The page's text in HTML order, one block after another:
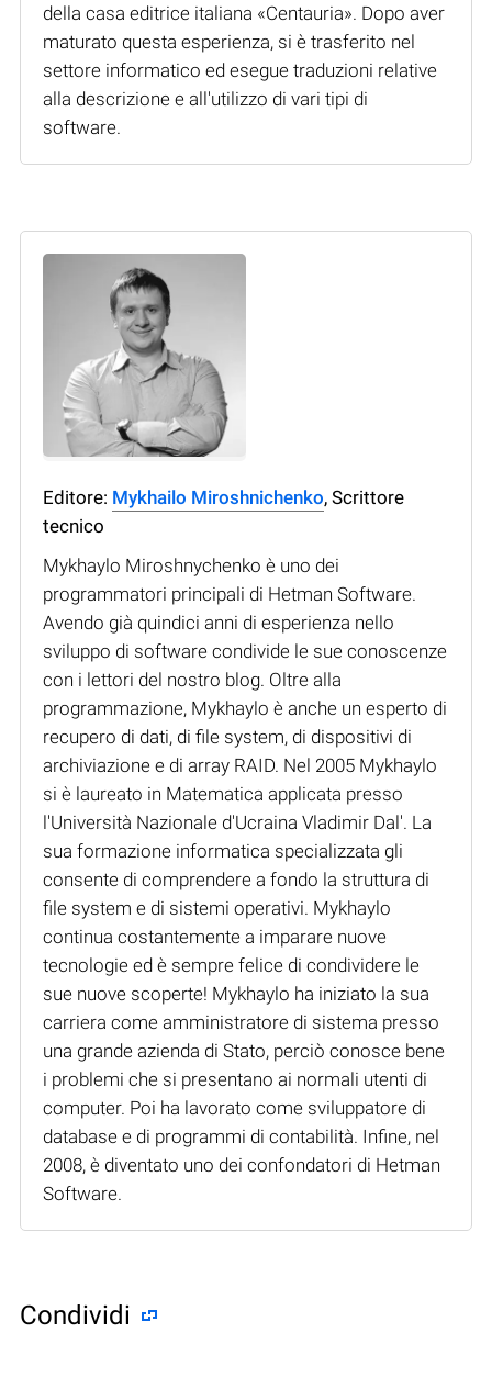
della casa editrice italiana «Centauria». Dopo aver
maturato questa esperienza, si è trasferito nel
settore informatico ed esegue traduzioni relative
alla descrizione e all'utilizzo di vari tipi di
software.
Editore: Mykhailo Miroshnichenko, Scrittore
tecnico
Mykhaylo Miroshnychenko è uno dei
programmatori principali di Hetman Software.
Avendo già quindici anni di esperienza nello
sviluppo di software condivide le sue conoscenze
con i lettori del nostro blog. Oltre alla
programmazione, Mykhaylo è anche un esperto di
recupero di dati, di file system, di dispositivi di
archiviazione e di array RAID. Nel 2005 Mykhaylo
si è laureato in Matematica applicata presso
l'Università Nazionale d'Ucraina Vladimir Dal'. La
sua formazione informatica specializzata gli
consente di comprendere a fondo la struttura di
file system e di sistemi operativi. Mykhaylo
continua costantemente a imparare nuove
tecnologie ed è sempre felice di condividere le
sue nuove scoperte! Mykhaylo ha iniziato la sua
carriera come amministratore di sistema presso
una grande azienda di Stato, perciò conosce bene
i problemi che si presentano ai normali utenti di
computer. Poi ha lavorato come sviluppatore di
database e di programmi di contabilità. Infine, nel
2008, è diventato uno dei confondatori di Hetman
Software.
Condividi